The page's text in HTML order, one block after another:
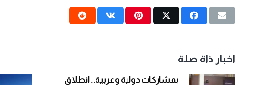
اخبار ذاة صلة
بمشاركات دولية وعربية.. انطلاق